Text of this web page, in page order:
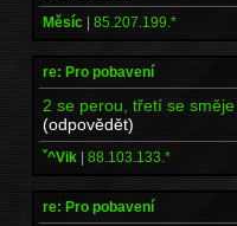
Měsíc | 85.207.199.*
re: Pro pobavení
2 se perou, třetí se
(odpovědět)
ˇ^Vik | 88.103.133.*
re: Pro pobavení